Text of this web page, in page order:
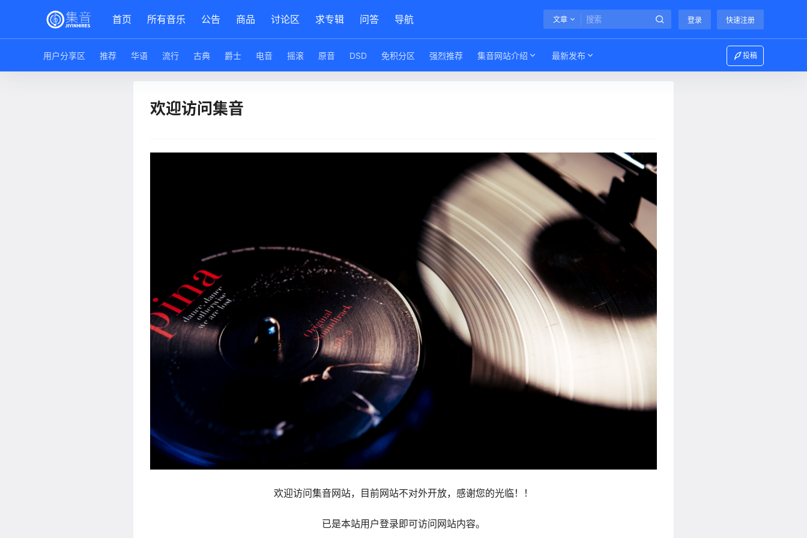
首页 所有音乐 公告 商品 讨论区 求专辑 问答 导航 文章 登录 快速注册
用户分享区 推荐 华语 流行 古典 爵士 电音 摇滚 原音 DSD 免积分区 强烈推荐 集音网站介绍 最新发布 投稿
欢迎访问集音
欢迎访问集音网站，目前网站不对外开放，感谢您的光临！！
已是本站用户登录即可访问网站内容。